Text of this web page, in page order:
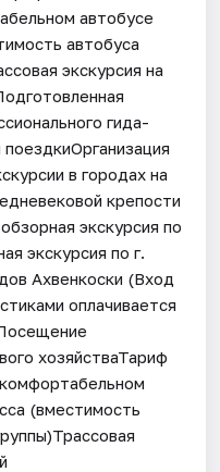
автобусе
автобуса
экскурсия на
гида-
в городах на
крепости
экскурсия по
экскурсия по г.
Ахвенкоски (Вход
оплачивается
хозяйстваТариф
(вместимость